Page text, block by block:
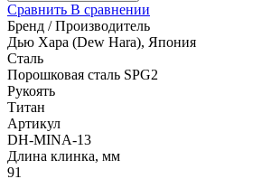
Сравнить В сравнении
Бренд / Производитель
Дью Хара (Dew Hara), Япония
Сталь
Порошковая сталь SPG2
Рукоять
Титан
Артикул
DH-MINA-13
Длина клинка, мм
91